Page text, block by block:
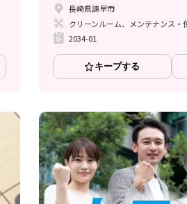
長崎県諫早市
クリーンルーム、メンテナンス・
2034-01
キープする